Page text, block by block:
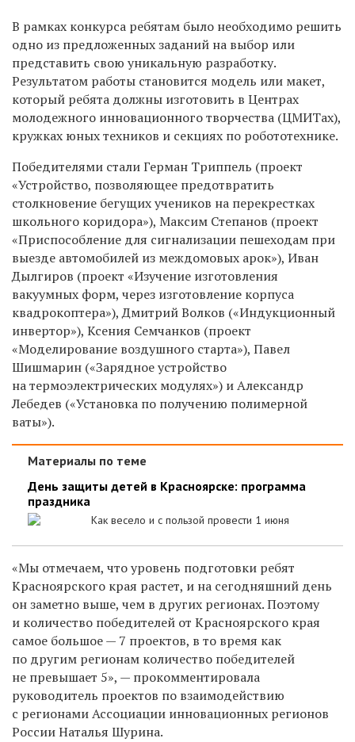
В рамках конкурса ребятам было необходимо решить
одно из предложенных заданий на выбор или
представить свою уникальную разработку.
Результатом работы становится модель или макет,
который ребята должны изготовить в Центрах
молодежного инновационного творчества (ЦМИТах),
кружках юных техников и секциях по робототехнике.
Победителями стали Герман Триппель (проект
«Устройство, позволяющее предотвратить
столкновение бегущих учеников на перекрестках
школьного коридора»), Максим Степанов (проект
«Приспособление для сигнализации пешеходам при
выезде автомобилей из междомовых арок»), Иван
Дылгиров (проект «Изучение изготовления
вакуумных форм, через изготовление корпуса
квадрокоптера»), Дмитрий Волков («Индукционный
инвертор»), Ксения Семчанков (проект
«Моделирование воздушного старта»), Павел
Шишмарин («Зарядное устройство
на термоэлектрических модулях») и Александр
Лебедев («Установка по получению полимерной
ваты»).
Материалы по теме
День защиты детей в Красноярске: программа
праздника
Как весело и с пользой провести 1 июня
«Мы отмечаем, что уровень подготовки ребят
Красноярского края растет, и на сегодняшний день
он заметно выше, чем в других регионах. Поэтому
и количество победителей от Красноярского края
самое большое — 7 проектов, в то время как
по другим регионам количество победителей
не превышает 5», — прокомментировала
руководитель проектов по взаимодействию
с регионами Ассоциации инновационных регионов
России Наталья Шурина.